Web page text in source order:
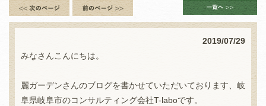
2019/07/29
みなさんこんにちは。
麗ガーデンさんのブログを書かせていただいております、岐
阜県岐阜市のコンサルティング会社T-laboです。